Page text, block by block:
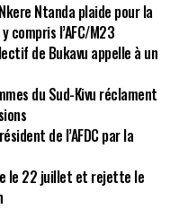
Ntanda plaide pour la
l’AFC/M23
de Bukavu appelle à un
du Sud-Kivu réclament
de l’AFDC par la
le 22 juillet et rejette le